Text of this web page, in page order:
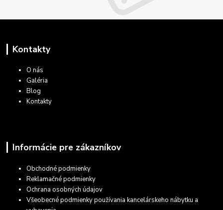
Kontakty
O nás
Galéria
Blog
Kontakty
Informácie pre zákazníkov
Obchodné podmienky
Reklamačné podmienky
Ochrana osobných údajov
Všeobecné podmienky používania kancelárskeho nábytku a